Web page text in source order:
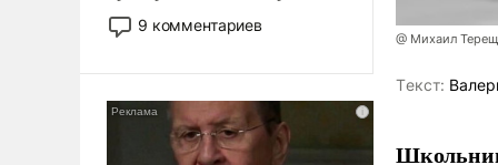
двигаемся по пути
революционных изменений.
псевдонаучной фантастики,
стало всерьез обсуждаемой
9 комментариев
@ Михаил
Tекст: